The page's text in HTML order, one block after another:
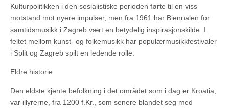
Kulturpolitikken i den sosialistiske perioden førte til en viss
motstand mot nyere impulser, men fra 1961 har Biennalen for
samtidsmusikk i Zagreb vært en betydelig inspirasjonskilde. I
feltet mellom kunst- og folkemusikk har populærmusikkfestivaler
i Split og Zagreb spilt en ledende rolle.
Eldre historie
Den eldste kjente befolkning i det området som i dag er Kroatia,
var illyrerne, fra 1200 f.Kr., som senere blandet seg med